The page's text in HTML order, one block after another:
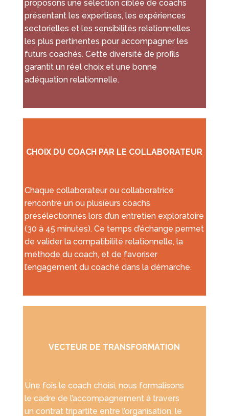
proposons une sélection ciblée de coachs
présentant les expertises, les expériences
sectorielles et les sensibilités relationnelles
les plus pertinentes pour accompagner les
futurs coachés. Cette diversité de profils
garantit un réel choix et une bonne
adéquation relationnelle.
CHOIX DU COACH PAR LE COLLABORATEUR
Chaque collaborateur ou collaboratrice
rencontre un ou plusieurs coachs
présélectionnés lors d’un entretien exploratoire
(30 à 45 minutes). Ce temps d’échange permet
de valider la compatibilité relationnelle, la
méthode du coach, et de favoriser
l’engagement du coaché dans la démarche.
VECTEUR DE TRANSFORMATION
Une fois le coach choisi, nous formalisons
le cadre de l’accompagnement à travers
un contrat tripartite entre l’organisation, le